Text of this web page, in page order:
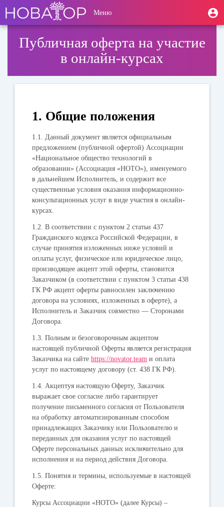
основному
содержанию
User
account
menu
Меню
Публичная оферта на участие
в онлайн-курсах
1. Общие положения
1.1. Данный документ является официальным
предложением (публичной офертой) Ассоциации
«Национальное общество технологий в
образовании» (Ассоциация «НОТО»), именуемого
в дальнейшем Исполнитель, и содержит все
существенные условия оказания информационно-
консультационных услуг в виде участия в онлайн-
курсах.
1.2. В соответствии с пунктом 2 статьи 437
Гражданского кодекса Российской Федерации, в
случае принятия изложенных ниже условий и
оплаты услуг, физическое или юридическое лицо,
производящее акцепт этой оферты, становится
Заказчиком (в соответствии с пунктом 3 статьи 438
ГК РФ акцепт оферты равносилен заключению
договора на условиях, изложенных в оферте), а
Исполнитель и Заказчик совместно — Сторонами
Договора.
1.3. Полным и безоговорочным акцептом
настоящей публичной Оферты является регистрация
Заказчика на сайтеhttps://novator.team и оплата
услуг по настоящему договору (ст. 438 ГК РФ).
1.4. Акцептуя настоящую Оферту, Заказчик
выражает свое согласие либо гарантирует
получение письменного согласия от Пользователя
на обработку автоматизированным способом
принадлежащих Заказчику или Пользователю и
переданных для оказания услуг по настоящей
Оферте персональных данных исключительно для
исполнения и на период действия Договора.
1.5. Понятия и термины, используемые в настоящей
Оферте:
Курсы Ассоциации «НОТО» (далее Курсы) –